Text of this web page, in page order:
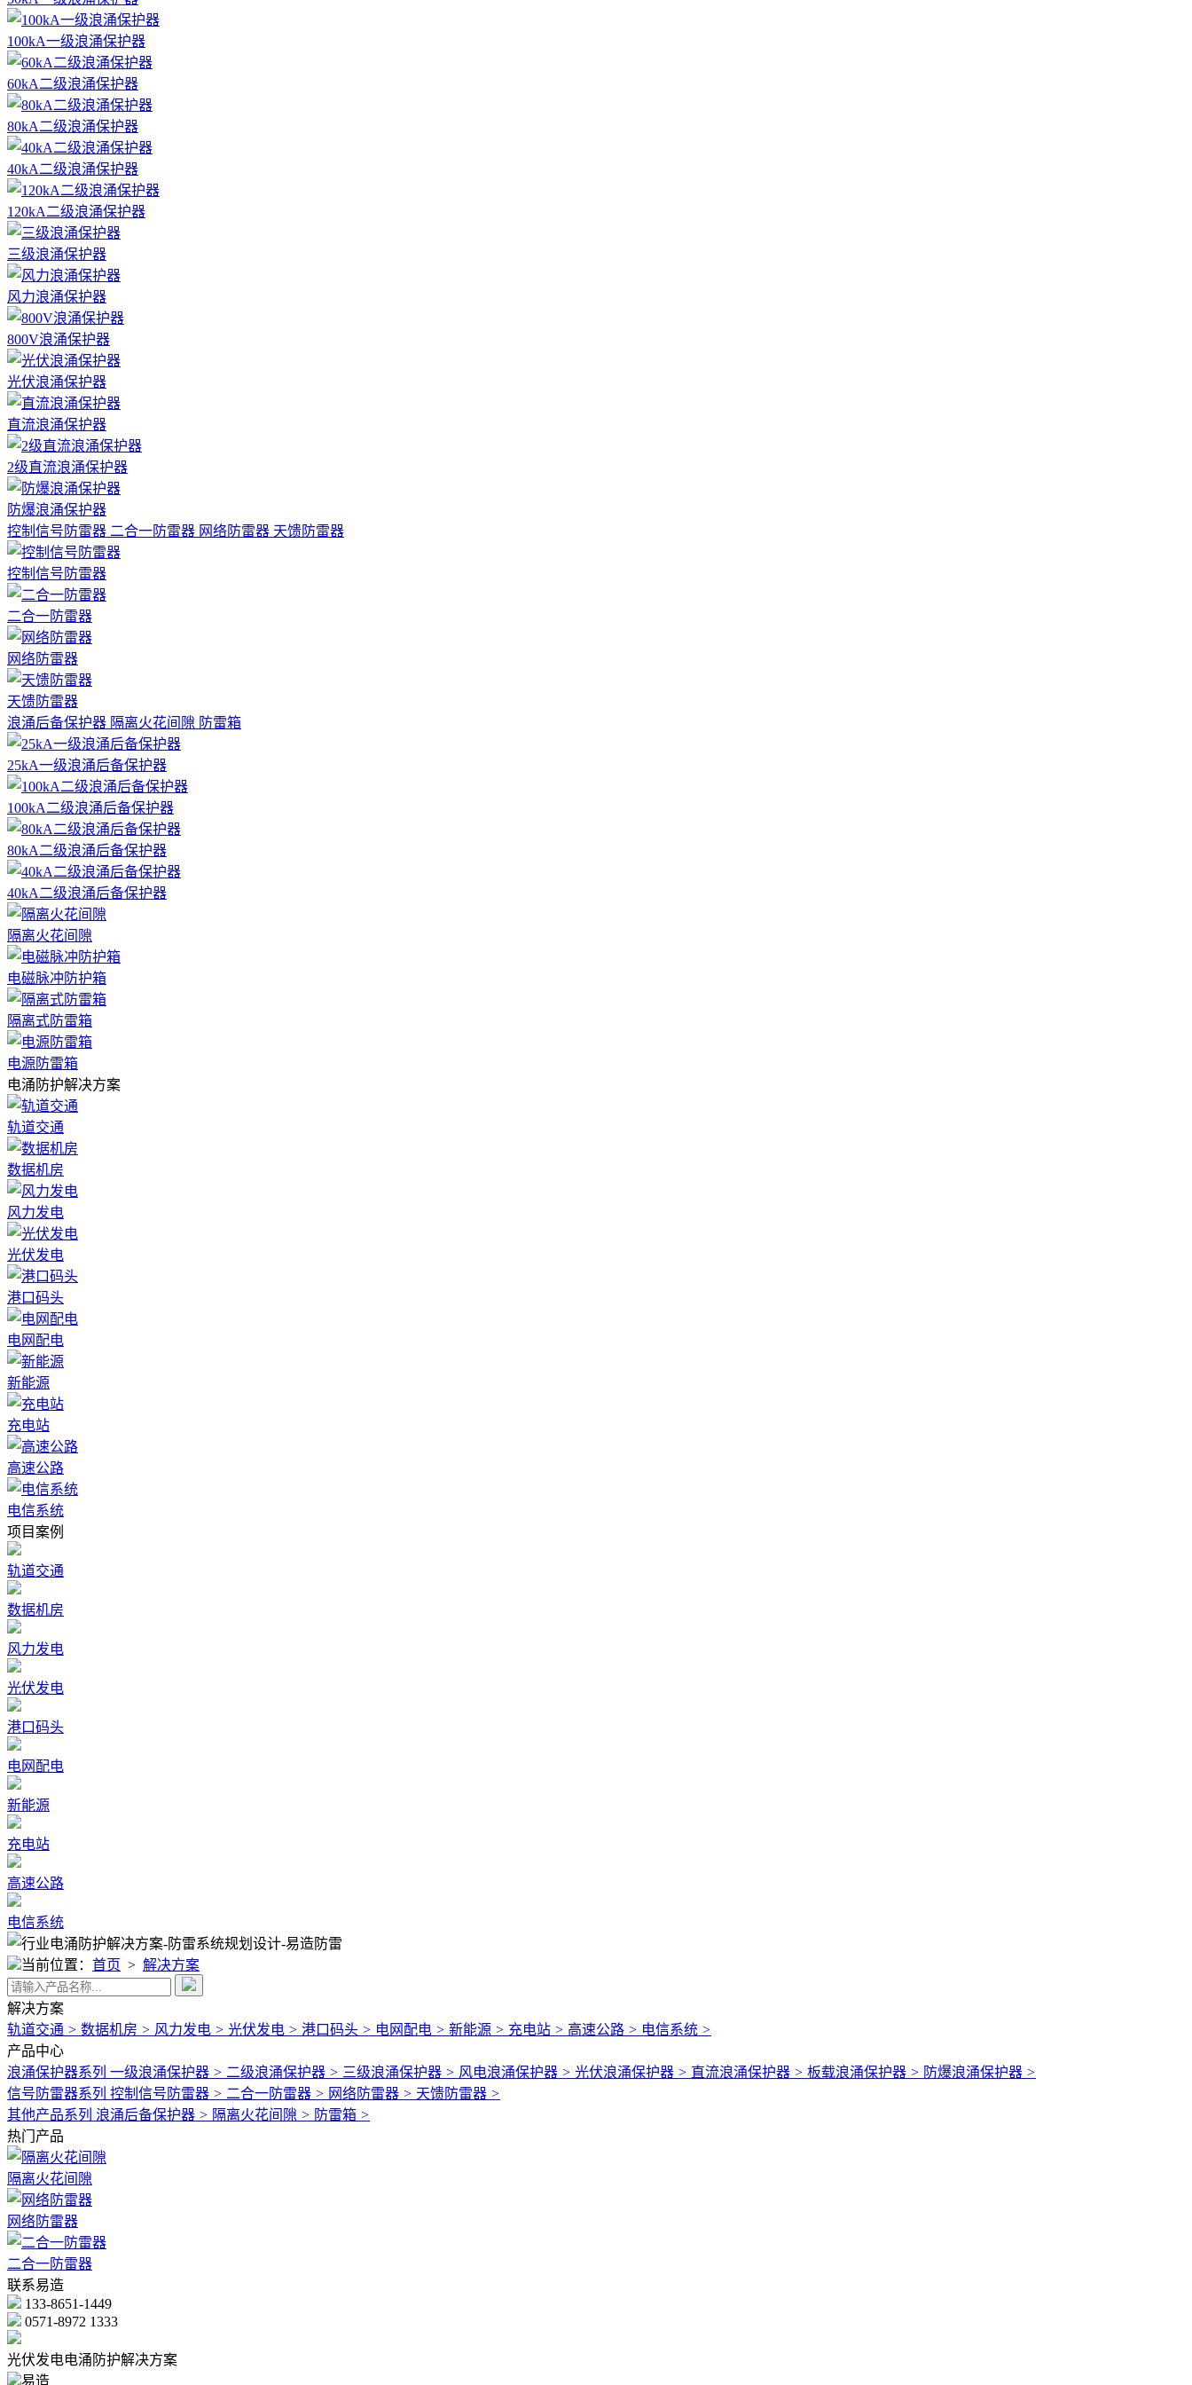
100kA一级浪涌保护器
60kA二级浪涌保护器
80kA二级浪涌保护器
40kA二级浪涌保护器
120kA二级浪涌保护器
三级浪涌保护器
风力浪涌保护器
800V浪涌保护器
光伏浪涌保护器
直流浪涌保护器
2级直流浪涌保护器
防爆浪涌保护器
控制信号防雷器 二合一防雷器 网络防雷器 天馈防雷器
控制信号防雷器
二合一防雷器
网络防雷器
天馈防雷器
浪涌后备保护器 隔离火花间隙 防雷箱
25kA一级浪涌后备保护器
100kA二级浪涌后备保护器
80kA二级浪涌后备保护器
40kA二级浪涌后备保护器
隔离火花间隙
电磁脉冲防护箱
隔离式防雷箱
电源防雷箱
电涌防护解决方案
轨道交通
数据机房
风力发电
光伏发电
港口码头
电网配电
新能源
充电站
高速公路
电信系统
项目案例
轨道交通
数据机房
风力发电
光伏发电
港口码头
电网配电
新能源
充电站
高速公路
电信系统
当前位置： 首页 > 解决方案
解决方案
轨道交通 > 数据机房 > 风力发电 > 光伏发电 > 港口码头 > 电网配电 > 新能源 > 充电站 > 高速公路 > 电信系统 >
产品中心
浪涌保护器系列 一级浪涌保护器 > 二级浪涌保护器 > 三级浪涌保护器 > 风电浪涌保护器 > 光伏浪涌保护器 > 直流浪涌保护器 > 板载浪涌保护器 > 防爆浪涌保护器 >
信号防雷器系列 控制信号防雷器 > 二合一防雷器 > 网络防雷器 > 天馈防雷器 >
其他产品系列 浪涌后备保护器 > 隔离火花间隙 > 防雷箱 >
热门产品
隔离火花间隙
网络防雷器
二合一防雷器
联系易造
133-8651-1449
0571-8972 1333
光伏发电电涌防护解决方案
易造